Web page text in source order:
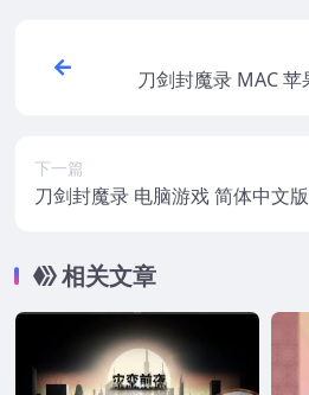
刀剑封魔录 MAC
下一篇
刀剑封魔录 电脑游戏 简体中文
相关文章